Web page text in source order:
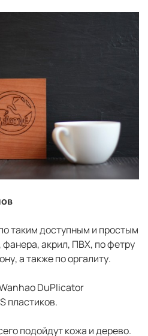
таким доступным и простым
акрил, ПВХ, по фетру
а также по оргалиту.
DuPlicator
пластиков.
подойдут кожа и дерево.